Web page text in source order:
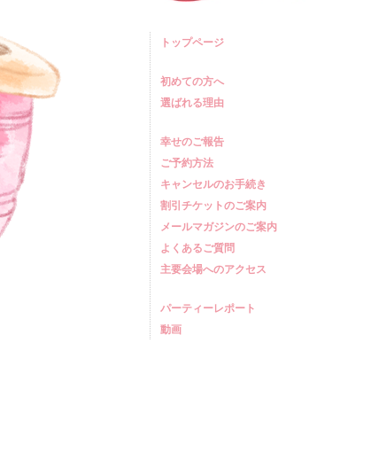
トップページ
初めての方へ
選ばれる理由
幸せのご報告
ご予約方法
キャンセルのお手続き
割引チケットのご案内
メールマガジンのご案内
よくあるご質問
主要会場へのアクセス
パーティーレポート
動画